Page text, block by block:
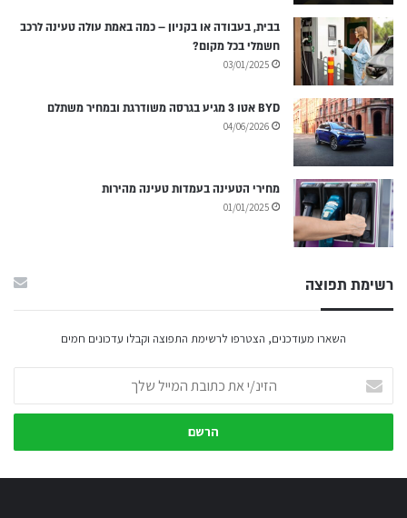
בבית, בעבודה או בקניון – כמה באמת עולה טעינה לרכב
חשמלי בכל מקום?
03/01/2025
BYD אטו 3 מגיע בגרסה משודרגת ובמחיר משתלם
04/06/2026
מחירי הטעינה בעמדות טעינה מהירות
01/01/2025
רשימת תפוצה
השארו מעודכנים, הצטרפו לרשימת התפוצה וקבלו עדכונים חמים
את
כתובת
שלך